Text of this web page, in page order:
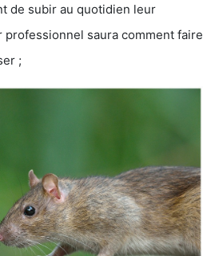
de subir au quotidien leur
professionnel saura comment faire
;